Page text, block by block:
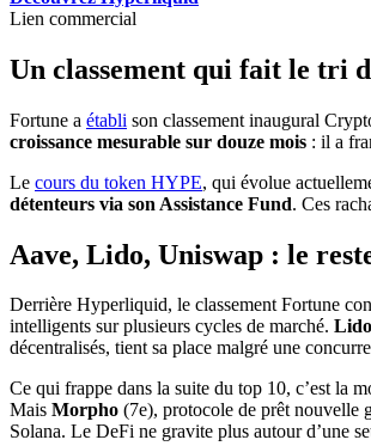
Lien commercial
Un classement qui fait le tri
Fortune a établi son classement inaugural
croissance mesurable sur douze mois : il a
Le cours du token HYPE, qui évolue
détenteurs via son Assistance Fund. Ces
Aave, Lido, Uniswap : le
Derrière Hyperliquid, le classement Fortune
intelligents sur plusieurs cycles de marché. Lido
décentralisés, tient sa place malgré une
Ce qui frappe dans la suite du top 10, c’est la
Mais Morpho (7e), protocole de prêt nouvelle
Solana. Le DeFi ne gravite plus autour d’une